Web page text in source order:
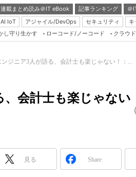
連載まとめ読み＠IT eBook 記事ランキング ＠
AI IoT アジャイル/DevOps セキュリティ キ
し守り生かす ローコード/ノーコード クラウ
ンジニア3人が語る、会計士も楽じゃない！：...
会計士も楽じゃない
見る Share